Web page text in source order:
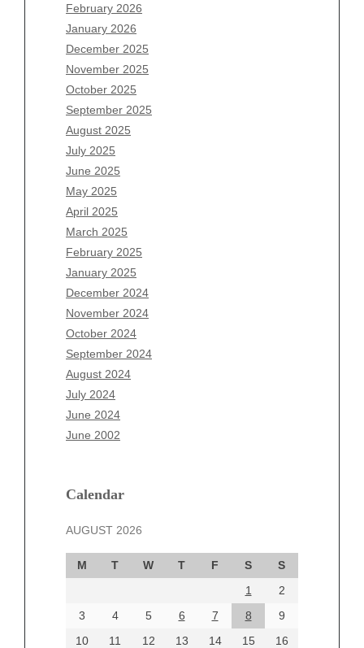
February 2026
January 2026
December 2025
November 2025
October 2025
September 2025
August 2025
July 2025
June 2025
May 2025
April 2025
March 2025
February 2025
January 2025
December 2024
November 2024
October 2024
September 2024
August 2024
July 2024
June 2024
June 2002
Calendar
AUGUST 2026
M T W T F S
S
1
2
3
4 5 6 7 8
9
10
11 12 13 14 15
16
Archives
August 2026
July 2026
June 2026
May 2026
April 2026
March 2026
February 2026
January 2026
December 2025
November 2025
October 2025
September 2025
August 2025
July 2025
June 2025
May 2025
April 2025
March 2025
December 2024
October 2024
September 2024
August 2024
June 2024